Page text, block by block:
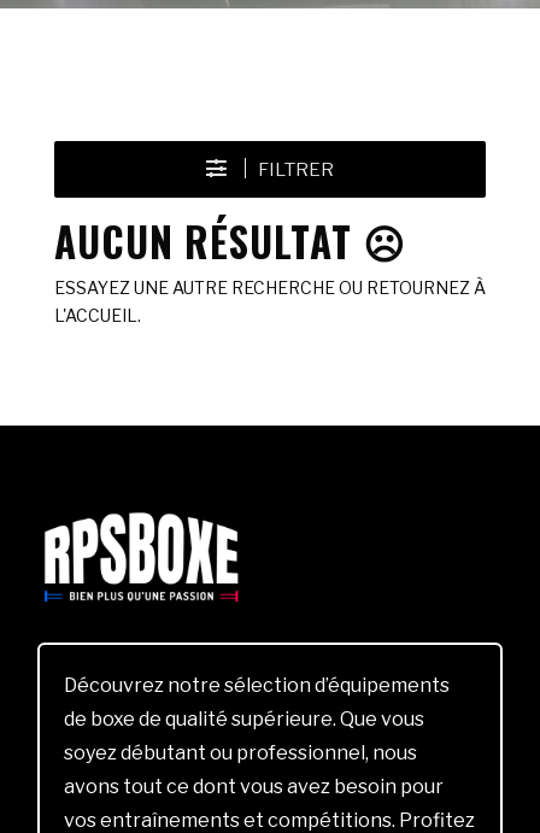
FILTRER
AUCUN RÉSULTAT ☹️
ESSAYEZ UNE AUTRE RECHERCHE OU RETOURNEZ À
L'ACCUEIL.
Découvrez notre sélection d’équipements
de boxe de qualité supérieure. Que vous
soyez débutant ou professionnel, nous
avons tout ce dont vous avez besoin pour
vos entraînements et compétitions. Profitez